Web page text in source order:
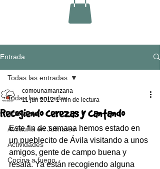
Entrada
Todas las entradas
Artesanía
Avifauna en Julinares
Actividades
Cocina a fuego
Todas las entradas
Recogiendo cerezas y cantando
comounamanzana
11 jun 2012 1 min de lectura
Este fin de semana hemos estado en
un pueblecito de Ávila visitando a unos
amigos, gente de campo buena y
resalá. Ya están recogiendo alguna